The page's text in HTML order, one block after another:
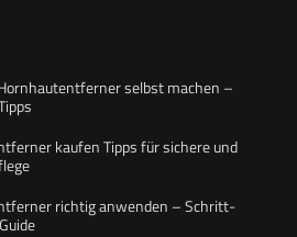
selbst machen –
kaufen Tipps für sichere und
richtig anwenden – Schritt-